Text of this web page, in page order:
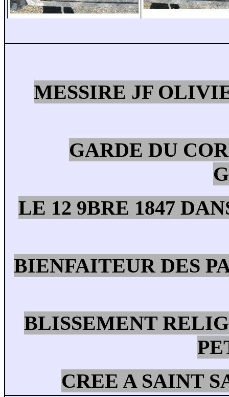
MESSIRE JF
GARDE DU
LE 12 9BRE 1847
BIENFAITEUR DES
BLISSEMENT
CREE A SAINT